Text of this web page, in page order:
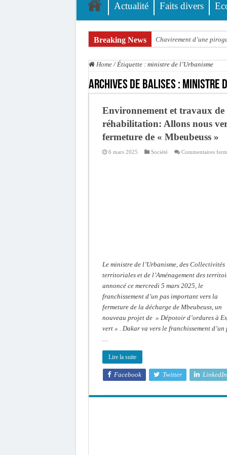
Actualité Faits divers
Breaking News Chavirement d’une
Kamb, l’Inspecteur de
« Quand le mandat
Le Sénégal bénéficie
Linguère : Un élève de
Gamou 1448 H / 2026 :
Home / Étiquette : ministre de l’Urbanisme
Archives de balises : ministre
Environnement et travaux de
réhabilitation: Allons nous
fermeture de « Mbeubeuss »
6 mars 2025 Société Commentaires
Le ministre de l’Urbanisme, des Collectivités
territoriales et de l’Aménagement des
annoncé ce mercredi 5 mars 2025, le
franchissement d’un pas important vers la
fermeture de la décharge de Mbeubeuss, un
nouveau projet de » Dépotoir d’ordures à
vert » . Dakar va vers le franchissement d’un
Lire la suite
Facebook Twitter LinkedIn